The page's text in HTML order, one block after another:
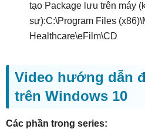
tạo Package lưu trên máy
sự):C:\Program Files
Healthcare\eFilm\CD
Video hướng dẫn
trên Windows 10
Các phần trong series: